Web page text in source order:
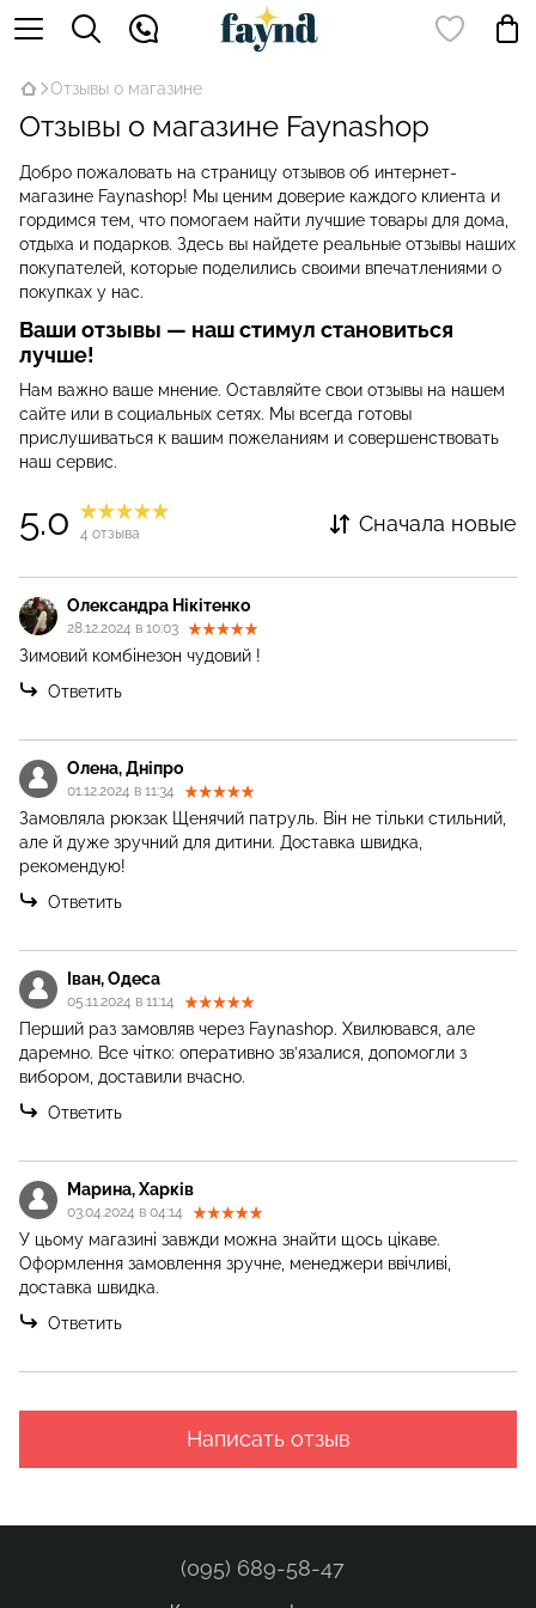
Отзывы о магазине
Отзывы о магазине Faynashop
Добро пожаловать на страницу отзывов об интернет-
магазине Faynashop! Мы ценим доверие каждого клиента и
гордимся тем, что помогаем найти лучшие товары для дома,
отдыха и подарков. Здесь вы найдете реальные отзывы наших
покупателей, которые поделились своими впечатлениями о
покупках у нас.
Ваши отзывы — наш стимул становиться
лучше!
Нам важно ваше мнение. Оставляйте свои отзывы на нашем
сайте или в социальных сетях. Мы всегда готовы
прислушиваться к вашим пожеланиям и совершенствовать
наш сервис.
5.0 4 отзыва Сначала новые
Олександра Нікітенко
28.12.2024 в 10:03
Зимовий комбінезон чудовий !
Ответить
Олена, Дніпро
01.12.2024 в 11:34
Замовляла рюкзак Щенячий патруль. Він не тільки стильний,
але й дуже зручний для дитини. Доставка швидка,
рекомендую!
Ответить
Іван, Одеса
05.11.2024 в 11:14
Перший раз замовляв через Faynashop. Хвилювався, але
даремно. Все чітко: оперативно зв’язалися, допомогли з
вибором, доставили вчасно.
Ответить
Марина, Харків
03.04.2024 в 04:14
У цьому магазині завжди можна знайти щось цікаве.
Оформлення замовлення зручне, менеджери ввічливі,
доставка швидка.
Ответить
Написать отзыв
(095) 689-58-47